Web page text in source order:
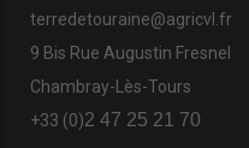
terredetouraine@agricvl.fr
9 Bis Rue Augustin Fresnel
Chambray-Lès-Tours
+33 (0)2 47 25 21 70